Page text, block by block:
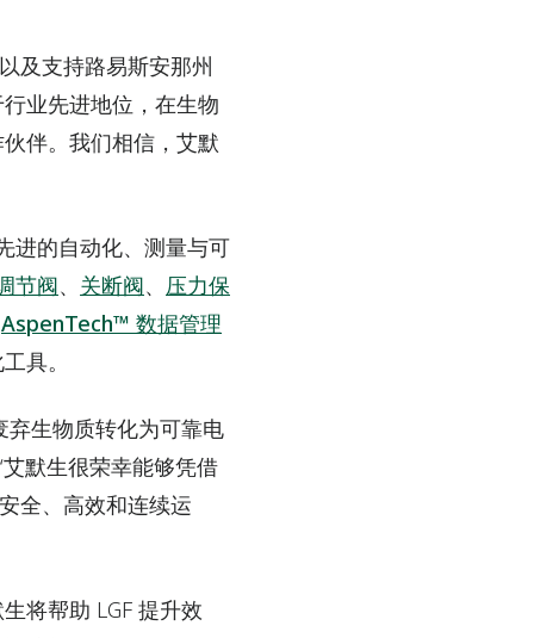
及支持路易斯安那州
业先进地位，在生物
伴。我们相信，艾默
进的自动化、测量与可
节阀、 关断阀、 压力保
AspenTech™ 数据管理
具。
生物质转化为可靠电
默生很荣幸能够凭借
全、高效和连续运
将帮助 LGF 提升效